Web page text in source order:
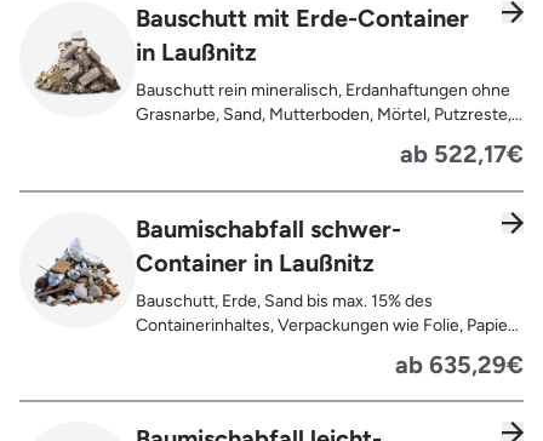
Bauschutt mit Erde-Container
in Laußnitz
Bauschutt rein mineralisch, Erdanhaftungen ohne
Grasnarbe, Sand, Mutterboden, Mörtel, Putzreste,
ab 522,17€
Baumischabfall schwer-
Container in Laußnitz
Bauschutt, Erde, Sand bis max. 15% des
Containerinhaltes, Verpackungen wie Folie, Papier,
Kunststoffe, Gummi, Styropor, Holz (z.B.
ab 635,29€